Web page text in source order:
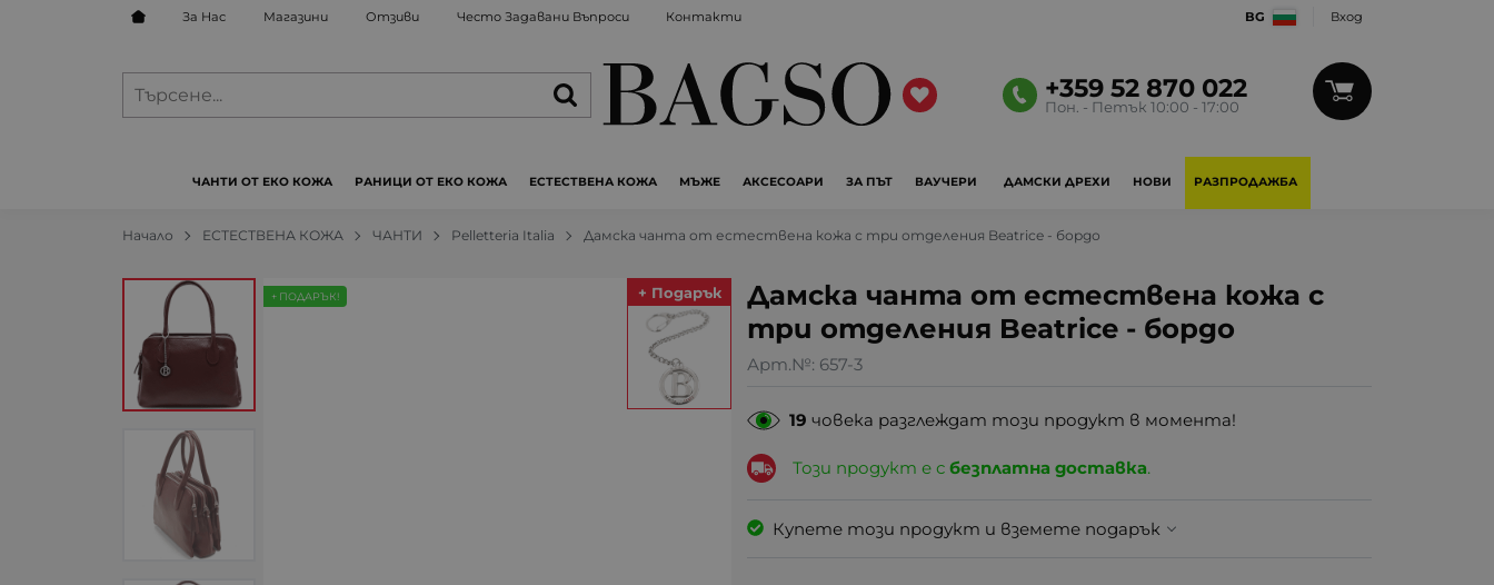
За Нас Магазини Отзиви Често Задавани Въпроси Контакти BG Вход
+359 52 870 022
Пон. - Петък 10:00 - 17:00
РАЗПРОДАЖБА
НОВИ
ЧАНТИ ОТ ЕКО КОЖА РАНИЦИ ОТ ЕКО КОЖА ЕСТЕСТВЕНА КОЖА МЪЖЕ АКСЕСОАРИ ЗА ПЪТ ВАУЧЕРИ ДАМСКИ ДРЕХИ
Начало ЕСТЕСТВЕНА КОЖА ЧАНТИ Pelletteria Italia Дамска чанта от естествена кожа с три отделения Beatrice - бордо
Дамска чанта от естествена кожа с
три отделения Beatrice - бордо
Арт.№: 657-3
+ ПОДАРЪК! + Подарък
19 човека разглеждат този продукт в момента!
Този продукт е сбезплатна доставка.
Купете този продукт и вземете подарък